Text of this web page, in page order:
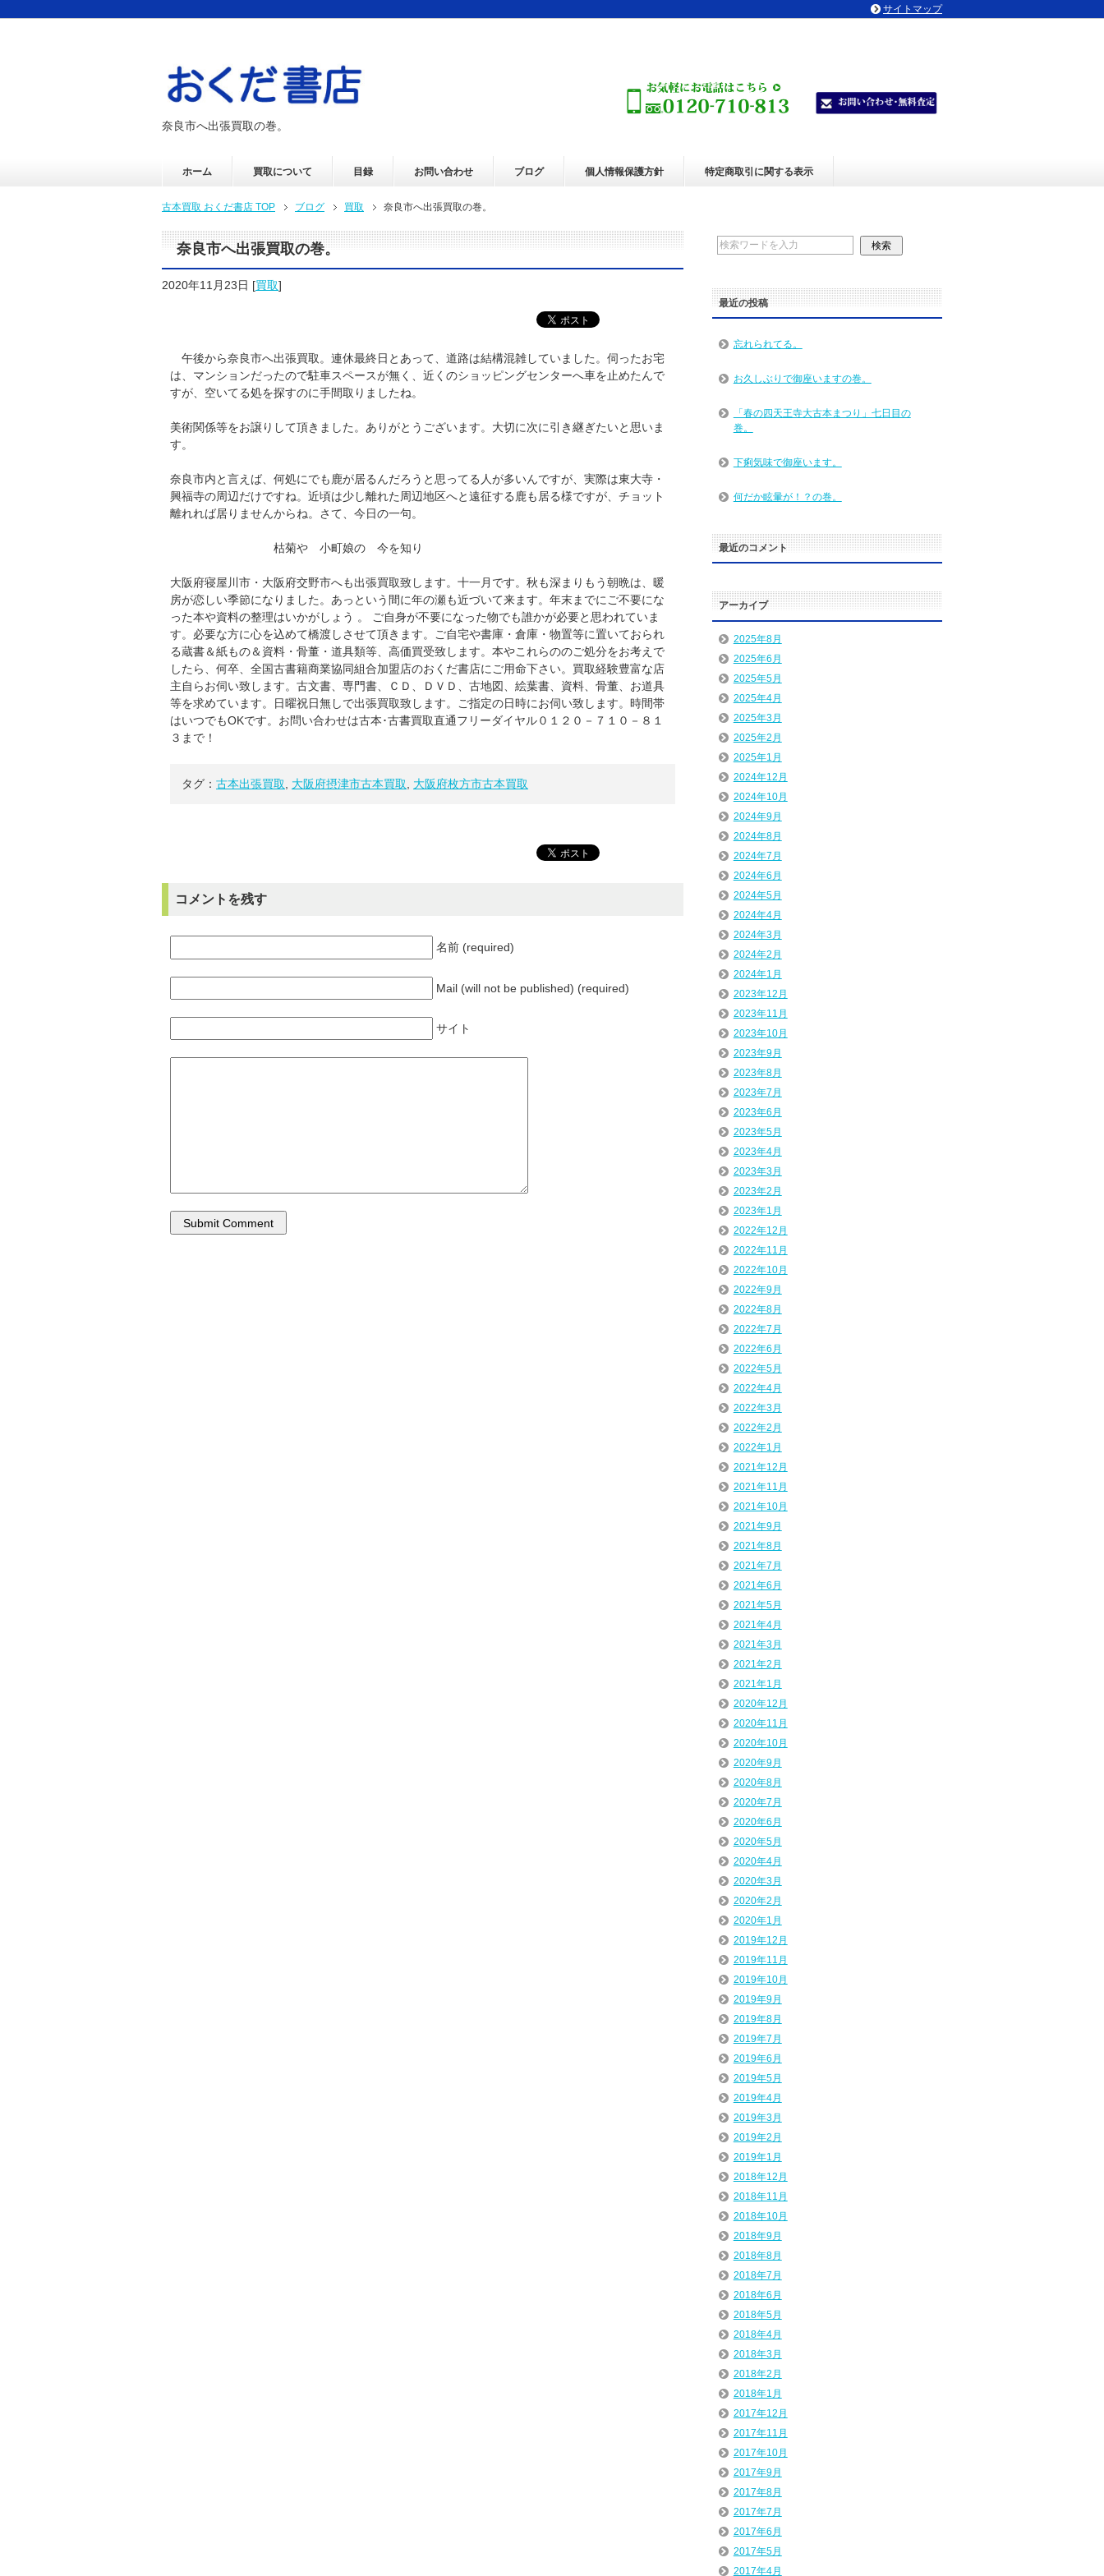
奈良市へ出張買取の巻。
ホーム 買取について 目録 お問い合わせ ブログ 個人情報保護方針 特定商取引に関する表示
古本買取 おくだ書店 TOP ブログ 買取 奈良市へ出張買取の巻。
奈良市へ出張買取の巻。
2020年11月23日 [買取]
午後から奈良市へ出張買取。連休最終日とあって、道路は結構混雑していました。伺ったお宅
は、マンションだったので駐車スペースが無く、近くのショッピングセンターへ車を止めたんで
すが、空いてる処を探すのに手間取りましたね。
美術関係等をお譲りして頂きました。ありがとうございます。大切に次に引き継ぎたいと思いま
す。
奈良市内と言えば、何処にでも鹿が居るんだろうと思ってる人が多いんですが、実際は東大寺・
興福寺の周辺だけですね。近頃は少し離れた周辺地区へと遠征する鹿も居る様ですが、チョット
離れれば居りませんからね。さて、今日の一句。
枯菊や 小町娘の 今を知り
大阪府寝屋川市・大阪府交野市へも出張買取致します。十一月です。秋も深まりもう朝晩は、暖
房が恋しい季節になりました。あっという間に年の瀬も近づいて来ます。年末までにご不要にな
った本や資料の整理はいかがしょう 。 ご自身が不要になった物でも誰かが必要と思われていま
す。必要な方に心を込めて橋渡しさせて頂きます。ご自宅や書庫・倉庫・物置等に置いておられ
る蔵書＆紙もの＆資料・骨董・道具類等、高価買受致します。本やこれらののご処分をお考えで
したら、何卒、全国古書籍商業協同組合加盟店のおくだ書店にご用命下さい。買取経験豊富な店
主自らお伺い致します。古文書、専門書、ＣＤ、ＤＶＤ、古地図、絵葉書、資料、骨董、お道具
等を求めています。日曜祝日無しで出張買取致します。ご指定の日時にお伺い致します。時間帯
はいつでもOKです。お問い合わせは古本･古書買取直通フリーダイヤル０１２０－７１０－８１
３まで！
タグ： 古本出張買取, 大阪府摂津市古本買取, 大阪府枚方市古本買取
コメントを残す
名前 (required)
Mail (will not be published) (required)
サイト
最近の投稿
忘れられてる。
お久しぶりで御座いますの巻。
「春の四天王寺大古本まつり」七日目の
巻。
下痢気味で御座います。
何だか眩暈が！？の巻。
最近のコメント
アーカイブ
2025年8月
2025年6月
2025年5月
2025年4月
2025年3月
2025年2月
2025年1月
2024年12月
2024年10月
2024年9月
2024年8月
2024年7月
2024年6月
2024年5月
2024年4月
2024年3月
2024年2月
2024年1月
2023年12月
2023年11月
2023年10月
2023年9月
2023年8月
2023年7月
2023年6月
2023年5月
2023年4月
2023年3月
2023年2月
2023年1月
2022年12月
2022年11月
2022年10月
2022年9月
2022年8月
2022年7月
2022年6月
2022年5月
2022年4月
2022年3月
2022年2月
2022年1月
2021年12月
2021年11月
2021年10月
2021年9月
2021年8月
2021年7月
2021年6月
2021年5月
2021年4月
2021年3月
2021年2月
2021年1月
2020年12月
2020年11月
2020年10月
2020年9月
2020年8月
2020年7月
2020年6月
2020年5月
2020年4月
2020年3月
2020年2月
2020年1月
2019年12月
2019年11月
2019年10月
2019年9月
2019年8月
2019年7月
2019年6月
2019年5月
2019年4月
2019年3月
2019年2月
2019年1月
2018年12月
2018年11月
2018年10月
2018年9月
2018年8月
2018年7月
2018年6月
2018年5月
2018年4月
2018年3月
2018年2月
2018年1月
2017年12月
2017年11月
2017年10月
2017年9月
2017年8月
2017年7月
2017年6月
2017年5月
2017年4月
サイトマップ